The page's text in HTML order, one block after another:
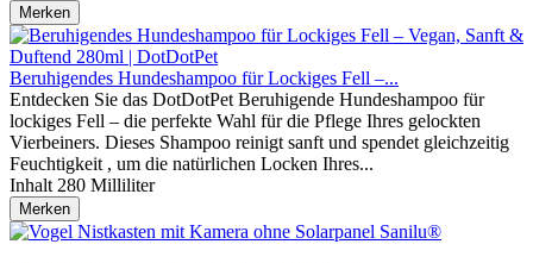
Merken
Beruhigendes Hundeshampoo für Lockiges Fell –...
Entdecken Sie das DotDotPet Beruhigende Hundeshampoo für
lockiges Fell – die perfekte Wahl für die Pflege Ihres gelockten
Vierbeiners. Dieses Shampoo reinigt sanft und spendet gleichzeitig
Feuchtigkeit , um die natürlichen Locken Ihres...
Inhalt 280 Milliliter
Merken